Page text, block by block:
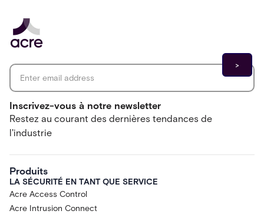
Inscrivez-vous à notre newsletter
Restez au courant des dernières tendances de
l'industrie
Produits
LA SÉCURITÉ EN TANT QUE SERVICE
Acre Access Control
Acre Intrusion Connect